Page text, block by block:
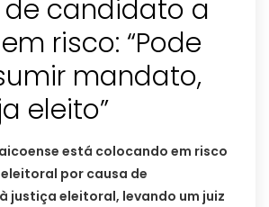
candidato a
risco: “Pode
mandato,
eleito”
está colocando em risco
por causa de
justiça eleitoral, levando um juiz